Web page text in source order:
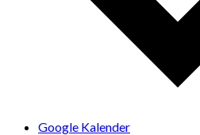
Google Kalender